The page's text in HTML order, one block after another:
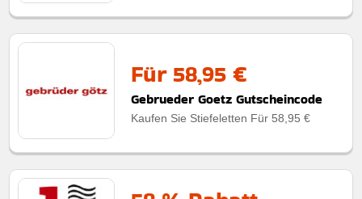
Für 58,95 €
Gebrueder Goetz Gutscheincode
Kaufen Sie Stiefeletten Für 58,95 €